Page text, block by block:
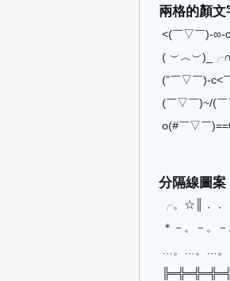
兩格的顏文
<(￣▽￣)-∞-
(
(”￣▽￣)-c<
(￣▽￣)~/(
o(#￣▽￣
分隔線圖案
╭。☆║．．
＊－。－。
…。…。…